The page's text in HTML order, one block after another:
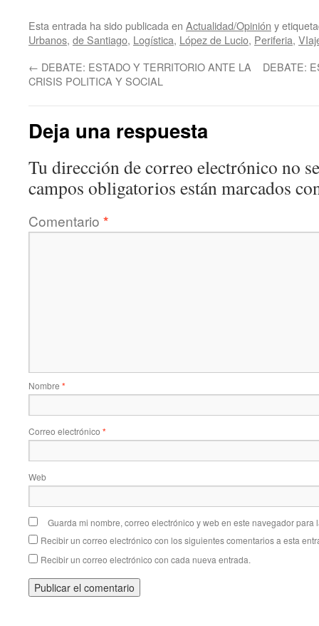
Esta entrada ha sido publicada en Actualidad/Opinión y
Urbanos, de Santiago, Logística, López de Lucio, Periferia,
← DEBATE: ESTADO Y TERRITORIO ANTE LA
CRISIS POLITICA Y SOCIAL
DEBATE:
Deja una respuesta
Tu dirección de correo electrónico no
campos obligatorios están marcados
Comentario *
Nombre *
Correo electrónico *
Web
Guarda mi nombre, correo electrónico y web en este navegador para
Recibir un correo electrónico con los siguientes comentarios a esta
Recibir un correo electrónico con cada nueva entrada.